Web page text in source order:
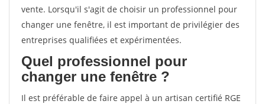
vente. Lorsqu'il s'agit de choisir un professionnel pour
changer une fenêtre, il est important de privilégier des
entreprises qualifiées et expérimentées.
Quel professionnel pour
changer une fenêtre ?
Il est préférable de faire appel à un artisan certifié RGE